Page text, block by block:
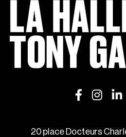
20 place Docteurs